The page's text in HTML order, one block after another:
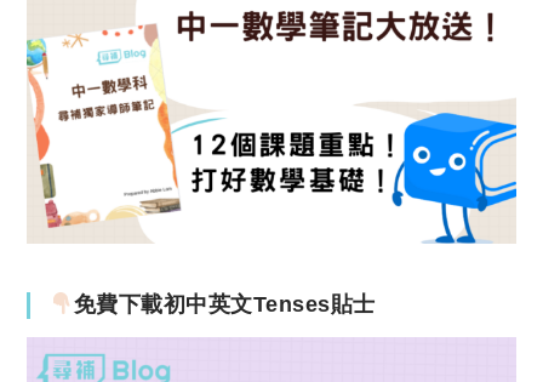
免費下載初中英文Tenses貼士